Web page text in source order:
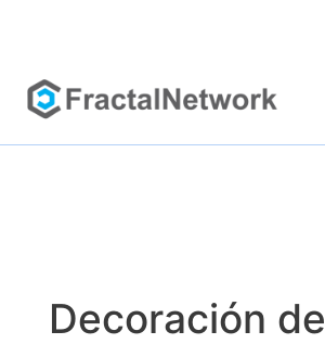
Decoración de